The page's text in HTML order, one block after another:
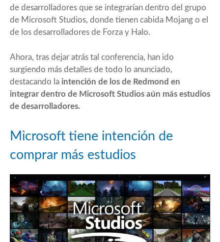
de desarrolladores que se integrarían dentro del grupo
de Microsoft Studios, donde tienen cabida Mojang o el
de los desarrolladores de Forza y Halo.
Ahora, tras dejar atrás tal conferencia, han ido
surgiendo más detalles de todo lo anunciado,
destacando la intención de los de Redmond en
integrar dentro de Microsoft Studios aún más estudios
de desarrolladores.
Microsoft tiene intención de
comprar más estudios